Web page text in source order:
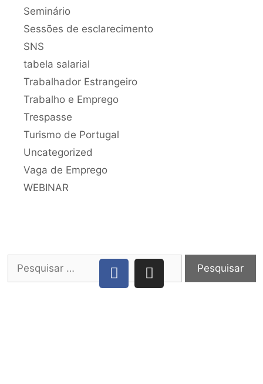
Seminário
Sessões de esclarecimento
SNS
tabela salarial
Trabalhador Estrangeiro
Trabalho e Emprego
Trespasse
Turismo de Portugal
Uncategorized
Vaga de Emprego
WEBINAR